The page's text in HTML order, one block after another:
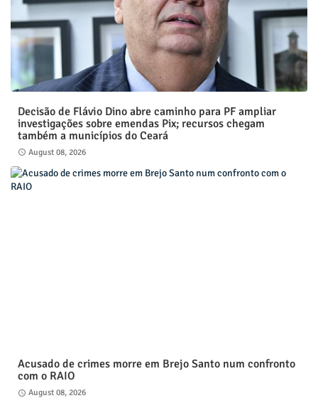
Decisão de Flávio Dino abre caminho para PF ampliar
investigações sobre emendas Pix; recursos chegam
também a municípios do Ceará
August 08, 2026
Acusado de crimes morre em Brejo Santo num confronto
com o RAIO
August 08, 2026